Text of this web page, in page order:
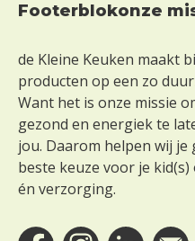
Footer
Footerblokonze
de Kleine Keuken maakt
producten op een zo
Want het is onze missie
gezond en energiek te
jou. Daarom helpen wij
beste keuze voor je
én verzorging.